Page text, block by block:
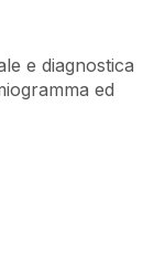
e diagnostica
ed